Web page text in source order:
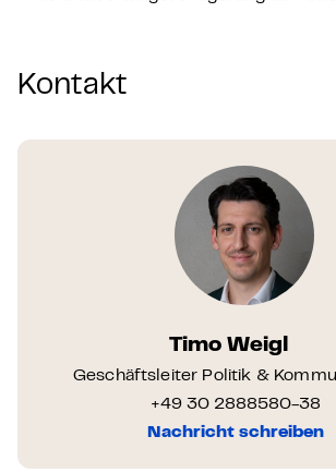
Kontakt
Timo Weigl
Geschäftsleiter Politik &
+49 30 2888580-38
Nachricht schreiben